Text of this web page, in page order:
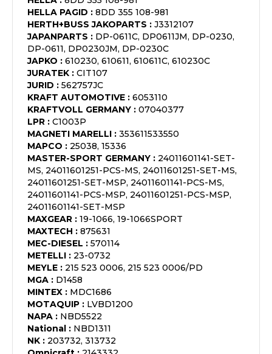
HELLA PAGID : 8DD 355 108-981
HERTH+BUSS JAKOPARTS : J3312107
JAPANPARTS : DP-0611C, DP0611JM, DP-0230,
DP-0611, DP0230JM, DP-0230C
JAPKO : 610230, 610611, 610611C, 610230C
JURATEK : CIT107
JURID : 562757JC
KRAFT AUTOMOTIVE : 6053110
KRAFTVOLL GERMANY : 07040377
LPR : C1003P
MAGNETI MARELLI : 353611533550
MAPCO : 25038, 15336
MASTER-SPORT GERMANY : 24011601141-SET-
MS, 24011601251-PCS-MS, 24011601251-SET-MS,
24011601251-SET-MSP, 24011601141-PCS-MS,
24011601141-PCS-MSP, 24011601251-PCS-MSP,
24011601141-SET-MSP
MAXGEAR : 19-1066, 19-1066SPORT
MAXTECH : 875631
MEC-DIESEL : 570114
METELLI : 23-0732
MEYLE : 215 523 0006, 215 523 0006/PD
MGA : D1458
MINTEX : MDC1686
MOTAQUIP : LVBD1200
NAPA : NBD5522
National : NBD1311
NK : 203732, 313732